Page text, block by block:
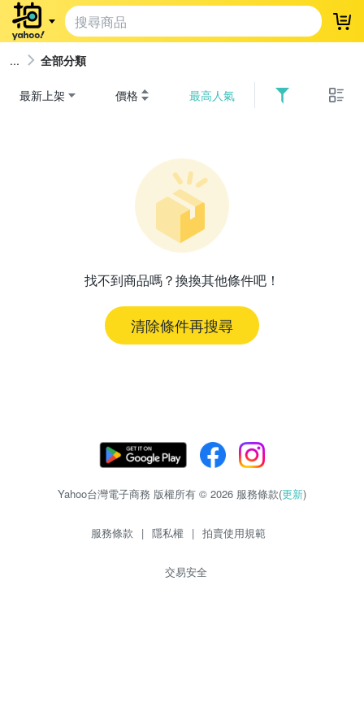
登
全部分類
最新上架 價格 最高人氣
找不到商品嗎？換換其他條件吧！
清除條件再搜尋
Yahoo台灣電子商務 版權所有 © 2026 服務條款(更新)
服務條款 | 隱私權 | 拍賣使用規範
交易安全